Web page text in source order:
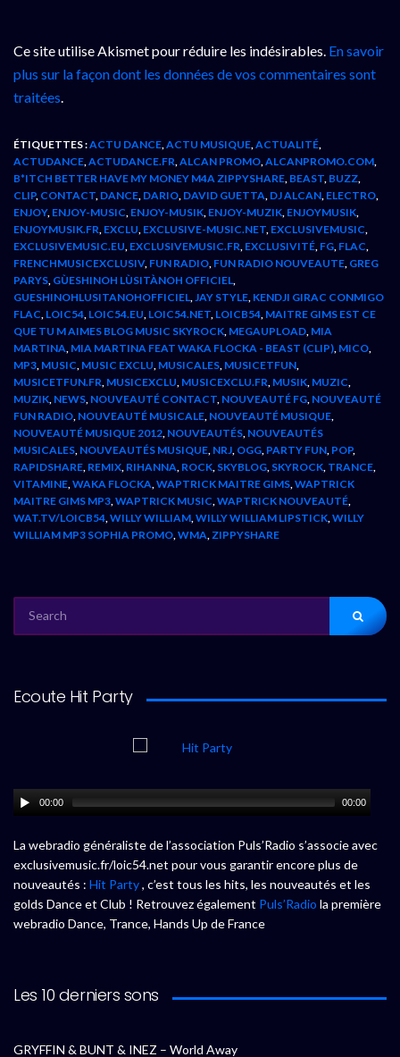
Ce site utilise Akismet pour réduire les indésirables. En savoir
plus sur la façon dont les données de vos commentaires sont
traitées.
ÉTIQUETTES :ACTU DANCE,ACTU MUSIQUE,ACTUALITÉ,
ACTUDANCE,ACTUDANCE.FR,ALCAN PROMO,ALCANPROMO.COM,
B*ITCH BETTER HAVE MY MONEY M4A ZIPPYSHARE, BEAST, BUZZ,
CLIP, CONTACT, DANCE, DARIO, DAVID GUETTA, DJ ALCAN, ELECTRO,
ENJOY, ENJOY-MUSIC, ENJOY-MUSIK, ENJOY-MUZIK, ENJOYMUSIK,
ENJOYMUSIK.FR, EXCLU, EXCLUSIVE-MUSIC.NET, EXCLUSIVEMUSIC,
EXCLUSIVEMUSIC.EU, EXCLUSIVEMUSIC.FR, EXCLUSIVITÉ, FG, FLAC,
FRENCHMUSICEXCLUSIV, FUN RADIO, FUN RADIO NOUVEAUTE, GREG
PARYS, GÙESHINOH LÙSITÀNOH OFFICIEL,
GUESHINOHLUSITANOHOFFICIEL,JAY STYLE, KENDJI GIRAC CONMIGO
FLAC, LOIC54, LOIC54.EU, LOIC54.NET, LOICB54, MAITRE GIMS EST CE
QUE TU M AIMES BLOG MUSIC SKYROCK, MEGAUPLOAD, MIA
MARTINA, MIA MARTINA FEAT WAKA FLOCKA - BEAST (CLIP), MICO,
MP3, MUSIC, MUSIC EXCLU, MUSICALES, MUSICETFUN,
MUSICETFUN.FR, MUSICEXCLU, MUSICEXCLU.FR, MUSIK, MUZIC,
MUZIK, NEWS, NOUVEAUTÉ CONTACT, NOUVEAUTÉ FG, NOUVEAUTÉ
FUN RADIO, NOUVEAUTÉ MUSICALE, NOUVEAUTÉ MUSIQUE,
NOUVEAUTÉ MUSIQUE 2012, NOUVEAUTÉS, NOUVEAUTÉS
MUSICALES, NOUVEAUTÉS MUSIQUE, NRJ, OGG, PARTY FUN, POP,
RAPIDSHARE, REMIX, RIHANNA, ROCK, SKYBLOG, SKYROCK, TRANCE,
VITAMINE,WAKA FLOCKA,WAPTRICK MAITRE GIMS,WAPTRICK
MAITRE GIMS MP3,WAPTRICK MUSIC,WAPTRICK NOUVEAUTÉ,
WAT.TV/LOICB54,WILLY WILLIAM,WILLY WILLIAM LIPSTICK,WILLY
WILLIAM MP3 SOPHIA PROMO,WMA,ZIPPYSHARE
FOR:
Ecoute Hit Party
00:00 00:00
La webradio généraliste de l’association Puls’Radio s’associe avec
exclusivemusic.fr/loic54.net pour vous garantir encore plus de
nouveautés : Hit Party, c’est tous les hits, les nouveautés et les
golds Dance et Club ! Retrouvez également Puls’Radio la première
webradio Dance, Trance, Hands Up de France
Les 10 derniers sons
GRYFFIN & BUNT & INEZ – World Away